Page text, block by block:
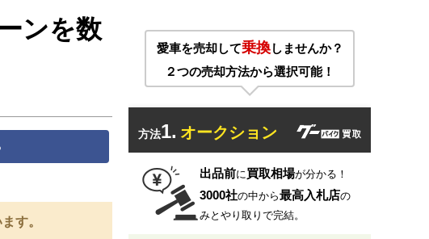
ンを数
す。
愛車を売却して乗換しませんか？
２つの売却方法から選択可能！
方法1. オークション
出品前に買取相場が分かる！
3000社の中から最高入札店の
みとやり取りで完結。